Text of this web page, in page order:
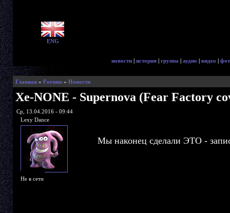
ENG
новости | история | группа | аудио | видео |
Главная» Forums» Новости
Xe-NONE - Supernova (Fear Factory
Ср, 13.04.2016 - 09:44
Lexy Dance
Не в сети
Мы наконец сделали ЭТО -